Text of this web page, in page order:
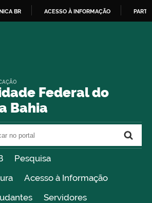
BR ACESSO À INFORMAÇÃO
Federal do
Bahia
Pesquisa
Acesso à Informação
Servidores